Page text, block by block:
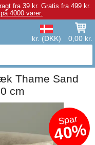
fra 39 kr. Gratis fra 499 kr.
4000 varer.
kr. (DKK) 0,00 kr.
Thame Sand
cm
Spar
40%